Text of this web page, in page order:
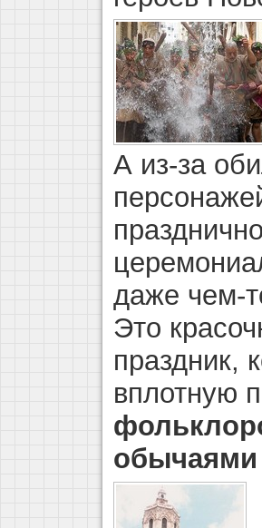
А из-за
даже чем-
Это
праздник,
вплотную
обычаями